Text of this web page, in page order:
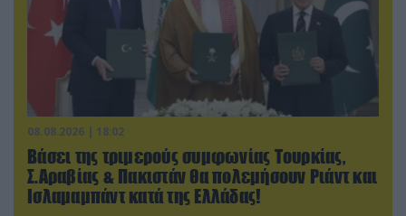
08.08.2026 | 18:02
Βάσει της τριμερούς συμφωνίας Τουρκίας,
Σ.Αραβίας & Πακιστάν θα πολεμήσουν Ριάντ και
Ισλαμαμπάντ κατά της Ελλάδας!